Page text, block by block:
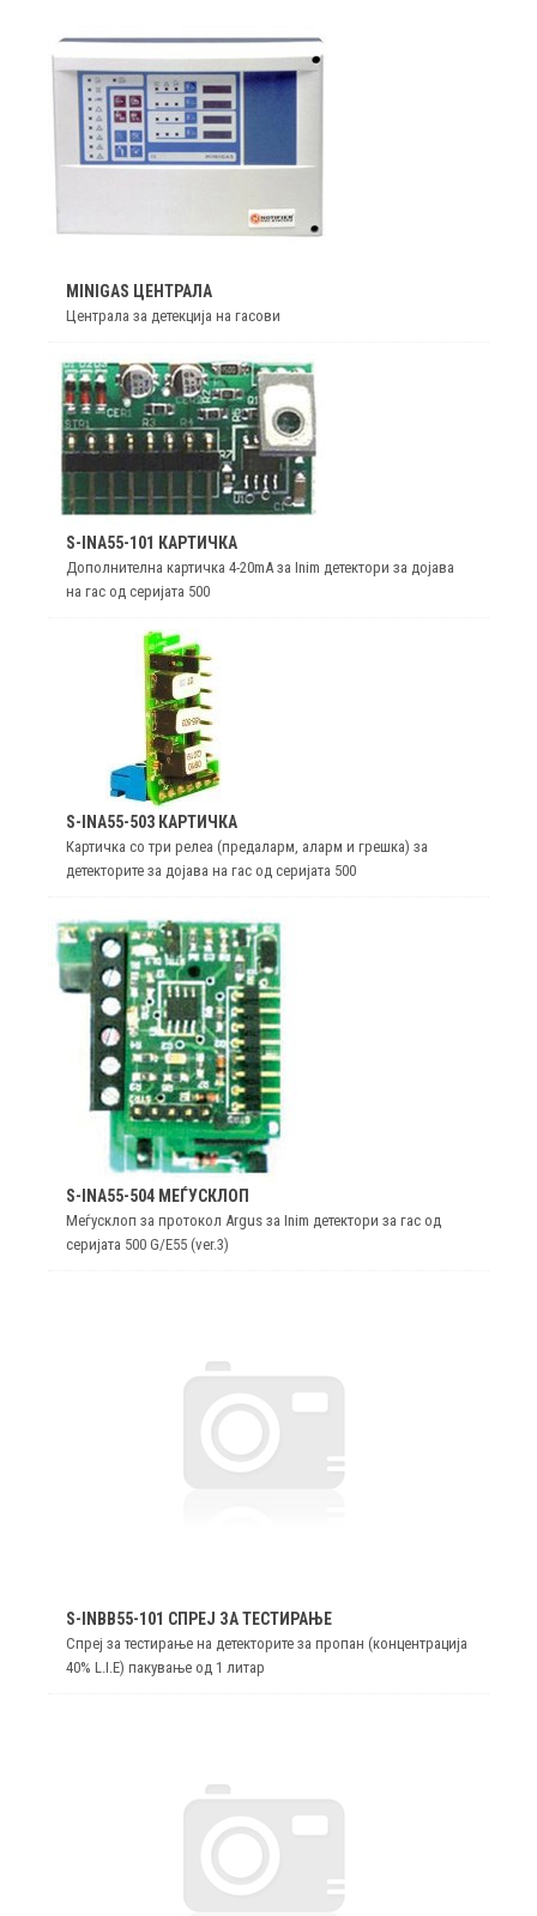
MINIGAS ЦЕНТРАЛА
Централа за детекција на гасови
S-INA55-101 КАРТИЧКА
Дополнителна картичка 4-20mA за Inim детектори за дојава
на гас од серијата 500
S-INA55-503 КАРТИЧКА
Картичка со три релеа (предаларм, аларм и грешка) за
детекторите за дојава на гас од серијата 500
S-INA55-504 МЕЃУСКЛОП
Меѓусклоп за протокол Argus за Inim детектори за гас од
серијата 500 G/E55 (ver.3)
S-INBB55-101 СПРЕЈ ЗА ТЕСТИРАЊЕ
Спреј за тестирање на детекторите за пропан (концентрација
40% L.I.E) пакување од 1 литар